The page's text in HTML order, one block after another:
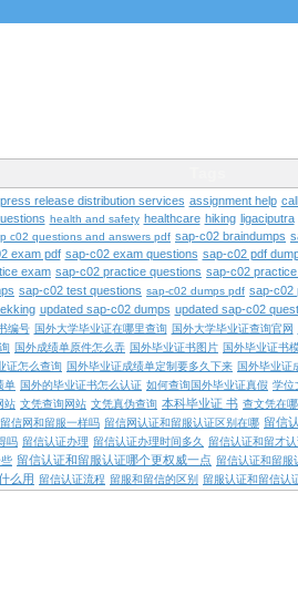
release distribution services assignment help
health and safety healthcare hiking ligaciputra
c02 questions and answers pdf sap-c02 braindumps
exam pdf sap-c02 exam questions sap-c02 pdf
exam sap-c02 practice questions sap-c02
sap-c02 test questions sap-c02 dumps pdf sap-c02
updated sap-c02 dumps updated sap-c02
编号 国外大学毕业证在哪里查询 国外大学毕业证查询官网
国外成绩单原件怎么弄 国外毕业证书图片 国外毕业证书
证怎么查询 国外毕业证成绩单定制要多久下来 国外毕业证
单 国外的毕业证书怎么认证 如何查询国外毕业证真假 学位
站 文凭查询网站 文凭真伪查询 本科毕业证 书 查文凭在
留信网和留服一样吗 留信网认证和留服认证区别在哪 留信
吗 留信认证办理 留信认证办理时间多久 留信认证和留才
留信认证和留服认证哪个更权威一点 留信认证和留服
么用 留信认证流程 留服和留信的区别 留服认证和留信认